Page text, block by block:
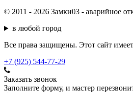
© 2011 - 2026 Замки03 - аварийное
в любой город
Все права защищены. Этот сайт
+7 (925) 544-77-29
Заказать звонок
Заполните форму, и мастер